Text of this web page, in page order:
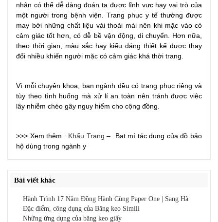
nhân có thể dễ dàng đoán ta được lĩnh vực hay vai trò của
một người trong bệnh viện. Trang phục y tế thường được
may bởi những chất liệu vải thoải mái nên khi mặc vào có
cảm giác tốt hơn, có dễ bề vận động, di chuyển. Hơn nữa,
theo thời gian, màu sắc hay kiểu dáng thiết kế được thay
đổi nhiều khiến người mặc có cảm giác khá thời trang.
Vì mỗi chuyên khoa, ban ngành đều có trang phục riêng và
tùy theo tình huống mà xử lí an toàn nên tránh được việc
lây nhiễm chéo gây nguy hiểm cho cộng đồng.
>>> Xem thêm : Khẩu Trang – Bạt mí tác dụng của đồ bảo
hộ dùng trong ngành y
Bài viết khác
Hành Trình 17 Năm Đồng Hành Cùng Paper One | Sang Hà
Đặc điểm, công dụng của Băng keo Simili
Những ứng dụng của băng keo giấy